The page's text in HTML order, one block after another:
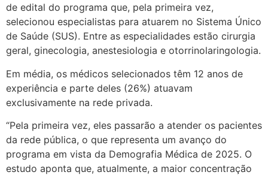
de edital do programa que, pela primeira vez,
selecionou especialistas para atuarem no Sistema Único
de Saúde (SUS). Entre as especialidades estão cirurgia
geral, ginecologia, anestesiologia e otorrinolaringologia.
Em média, os médicos selecionados têm 12 anos de
experiência e parte deles (26%) atuavam
exclusivamente na rede privada.
“Pela primeira vez, eles passarão a atender os pacientes
da rede pública, o que representa um avanço do
programa em vista da Demografia Médica de 2025. O
estudo aponta que, atualmente, a maior concentração